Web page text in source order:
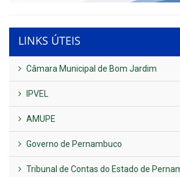
LINKS ÚTEIS
Câmara Municipal de Bom Jardim
IPVEL
AMUPE
Governo de Pernambuco
Tribunal de Contas do Estado de